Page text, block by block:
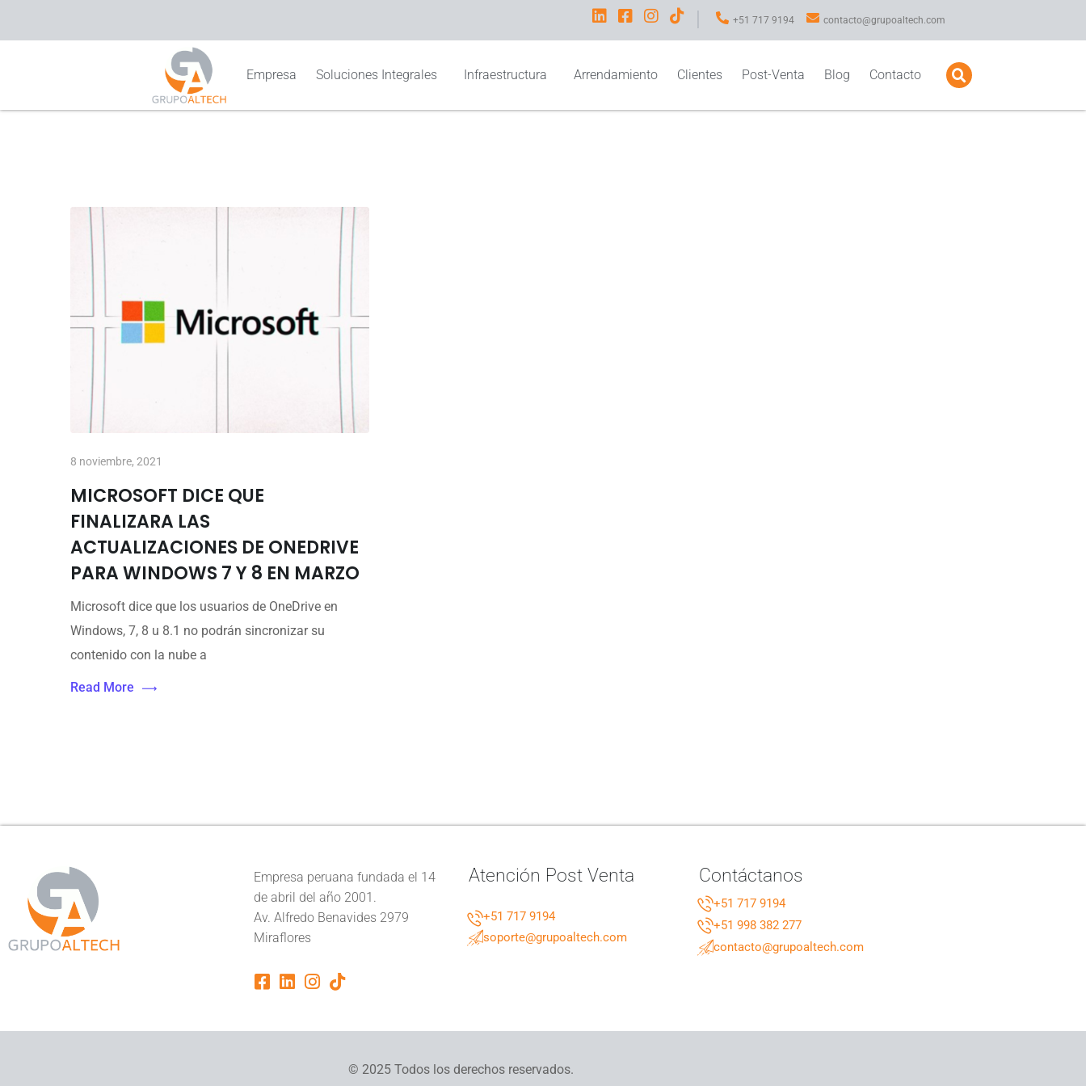
I +51 717 9194 contacto@grupoaltech.com
Empresa Soluciones Integrales Infraestructura Arrendamiento Clientes Post-Venta Blog Contacto
8 noviembre, 2021
MICROSOFT DICE QUE
FINALIZARA LAS
ACTUALIZACIONES DE ONEDRIVE
PARA WINDOWS 7 Y 8 EN MARZO
Microsoft dice que los usuarios de OneDrive en
Windows, 7, 8 u 8.1 no podrán sincronizar su
contenido con la nube a
Read More
Empresa peruana fundada el 14
de abril del año 2001.
Av. Alfredo Benavides 2979
Miraflores
Atención Post Venta
+51 717 9194
soporte@grupoaltech.com
Contáctanos
+51 717 9194
+51 998 382 277
contacto@grupoaltech.com
© 2025 Todos los derechos reservados.